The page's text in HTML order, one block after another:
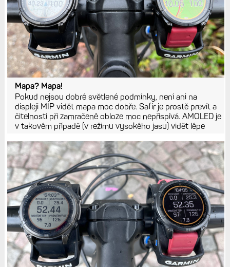
Mapa? Mapa!
Pokud nejsou dobré světlené podmínky, není ani na
displeji MIP vidět mapa moc dobře. Safír je prostě prevít a
čitelnosti při zamračené obloze moc nepřispívá. AMOLED je
v takovém případě (v režimu vysokého jasu) vidět lépe